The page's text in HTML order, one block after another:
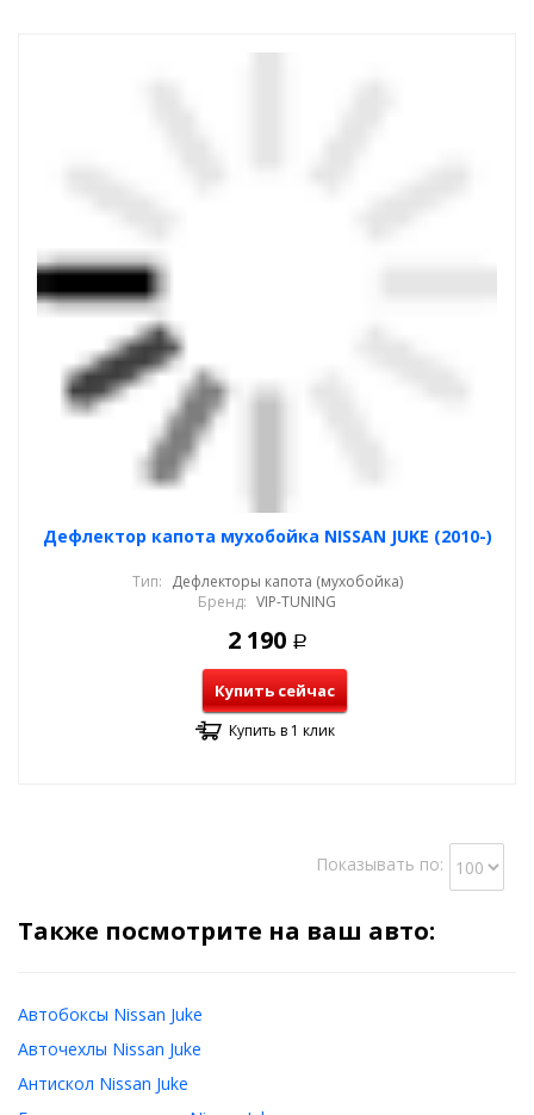
Дефлектор капота мухобойка NISSAN JUKE (2010-)
Тип: Дефлекторы капота (мухобойка)
Бренд: VIP-TUNING
2 190 Р
Купить сейчас
Купить в 1 клик
Показывать по:
Также посмотрите на ваш авто:
Автобоксы Nissan Juke
Авточехлы Nissan Juke
Антискол Nissan Juke